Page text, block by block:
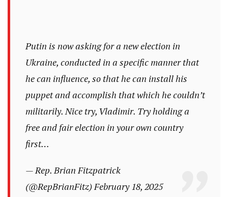
Putin is now asking for a new election in
Ukraine, conducted in a specific manner that
he can influence, so that he can install his
puppet and accomplish that which he couldn’t
militarily. Nice try, Vladimir. Try holding a
free and fair election in your own country
first…
— Rep. Brian Fitzpatrick
(@RepBrianFitz)February 18, 2025